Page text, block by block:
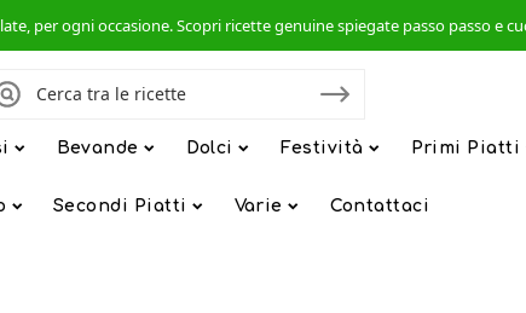
per ogni occasione. Scopri ricette genuine spiegate passo passo e
Bevande Dolci Festività Primi Piatti
Secondi Piatti Varie Contattaci